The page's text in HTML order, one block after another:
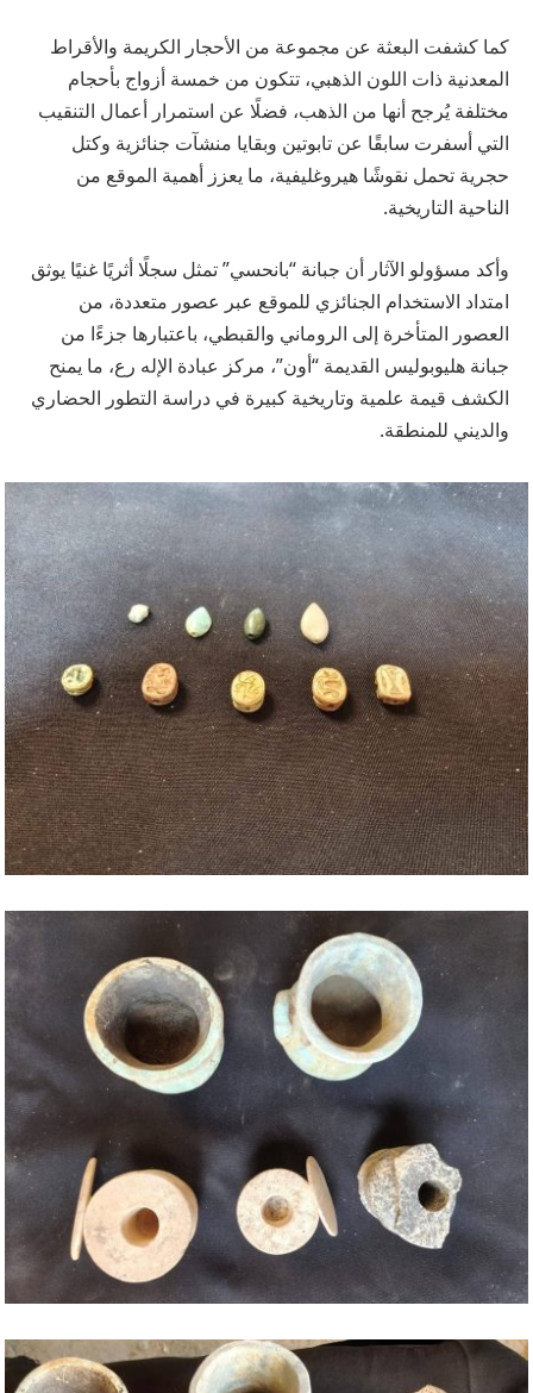
كما كشفت البعثة عن مجموعة من الأحجار الكريمة والأقراط
المعدنية ذات اللون الذهبي، تتكون من خمسة أزواج بأحجام
مختلفة يُرجح أنها من الذهب، فضلًا عن استمرار أعمال التنقيب
التي أسفرت سابقًا عن تابوتين وبقايا منشآت جنائزية وكتل
حجرية تحمل نقوشًا هيروغليفية، ما يعزز أهمية الموقع من
الناحية التاريخية.
وأكد مسؤولو الآثار أن جبانة “بانحسي” تمثل سجلًا أثريًا غنيًا يوثق
امتداد الاستخدام الجنائزي للموقع عبر عصور متعددة، من
العصور المتأخرة إلى الروماني والقبطي، باعتبارها جزءًا من
جبانة هليوبوليس القديمة “أون”، مركز عبادة الإله رع، ما يمنح
الكشف قيمة علمية وتاريخية كبيرة في دراسة التطور الحضاري
والديني للمنطقة.